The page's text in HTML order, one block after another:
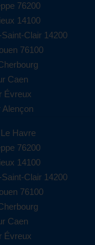
76200
14100
Clair 14200
76100
Caen
Évreux
Havre
76200
14100
Clair 14200
76100
Caen
Évreux